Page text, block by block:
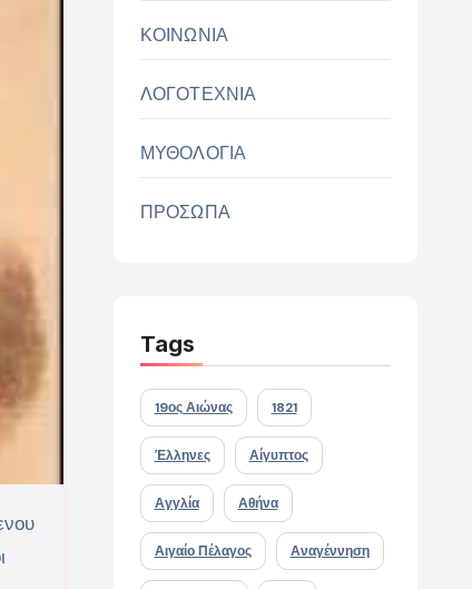
ΚΟΙΝΩΝΙΑ
ΛΟΓΟΤΕΧΝΙΑ
ΜΥΘΟΛΟΓΙΑ
ΠΡΟΣΩΠΑ
Tags
19ος Αιώνας 1821
Έλληνες Αίγυπτος
Αγγλία Αθήνα
Αιγαίο Πέλαγος Αναγέννηση